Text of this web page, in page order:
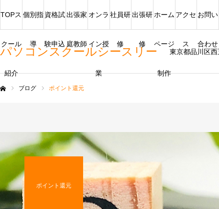
パソコンスクールシースリー 東京都品川区
TOPス
クール
紹介
個別指
導
資格試
験申込
出張家
庭教師
オンラ
イン授
業
社員研
修
出張研
修
ホーム
ページ
制作
アクセ
ス
お問い
合わせ
ブログ ポイント還元
ポイント還元